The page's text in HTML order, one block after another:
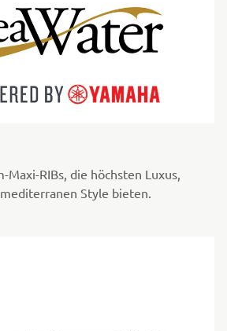
RIBs, die höchsten Luxus,
Style bieten.